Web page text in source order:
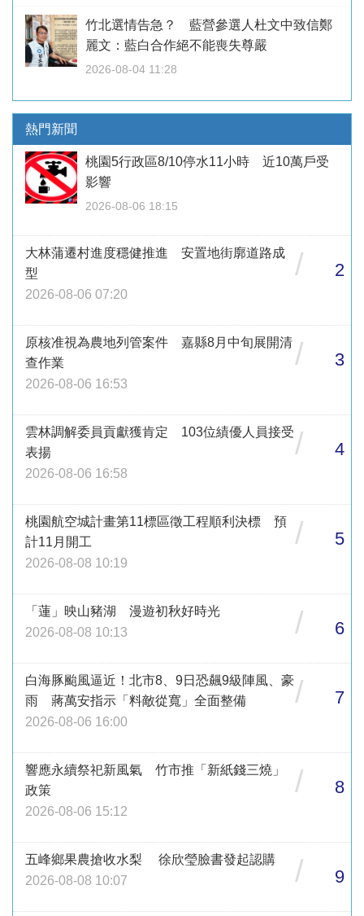
竹北選情告急？ 藍營參選人杜文中致信鄭
麗文：藍白合作絕不能喪失尊嚴
2026-08-04 11:28
熱門新聞
桃園5行政區8/10停水11小時 近10萬戶受
影響
2026-08-06 18:15
大林蒲遷村進度穩健推進 安置地街廓道路成
型
2026-08-06 07:20
/ 2
原核准視為農地列管案件 嘉縣8月中旬展開清
查作業
2026-08-06 16:53
/ 3
雲林調解委員貢獻獲肯定 103位績優人員接受
表揚
2026-08-06 16:58
/ 4
桃園航空城計畫第11標區徵工程順利決標 預
計11月開工
2026-08-08 10:19
/ 5
「蓮」映山豬湖 漫遊初秋好時光
2026-08-08 10:13
/ 6
白海豚颱風逼近！北市8、9日恐飆9級陣風、豪
雨 蔣萬安指示「料敵從寬」全面整備
2026-08-06 16:00
/ 7
響應永續祭祀新風氣 竹市推「新紙錢三燒」
政策
2026-08-06 15:12
/ 8
五峰鄉果農搶收水梨 徐欣瑩臉書發起認購
2026-08-08 10:07
/ 9